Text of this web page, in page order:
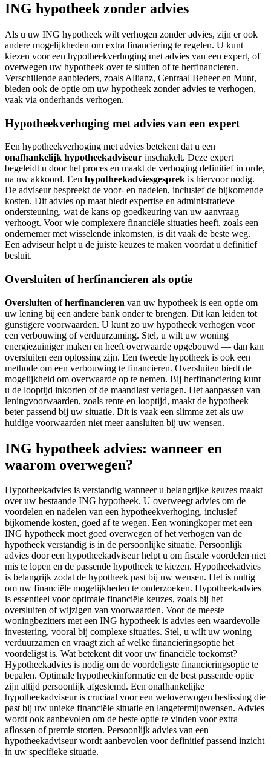
ING hypotheek zonder advies
Als u uw ING hypotheek wilt verhogen zonder advies, zijn er ook
andere mogelijkheden om extra financiering te regelen. U kunt
kiezen voor een hypotheekverhoging met advies van een expert, of
overwegen uw hypotheek over te sluiten of te herfinancieren.
Verschillende aanbieders, zoals Allianz, Centraal Beheer en Munt,
bieden ook de optie om uw hypotheek zonder advies te verhogen,
vaak via onderhands verhogen.
Hypotheekverhoging met advies van een expert
Een hypotheekverhoging met advies betekent dat u een
onafhankelijk hypotheekadviseur inschakelt. Deze expert
begeleidt u door het proces en maakt de verhoging definitief in orde,
na uw akkoord. Een hypotheekadviesgesprek is hiervoor nodig.
De adviseur bespreekt de voor- en nadelen, inclusief de bijkomende
kosten. Dit advies op maat biedt expertise en administratieve
ondersteuning, wat de kans op goedkeuring van uw aanvraag
verhoogt. Voor wie complexere financiële situaties heeft, zoals een
ondernemer met wisselende inkomsten, is dit vaak de beste weg.
Een adviseur helpt u de juiste keuzes te maken voordat u definitief
besluit.
Oversluiten of herfinancieren als optie
Oversluiten ofherfinancieren van uw hypotheek is een optie om
uw lening bij een andere bank onder te brengen. Dit kan leiden tot
gunstigere voorwaarden. U kunt zo uw hypotheek verhogen voor
een verbouwing of verduurzaming. Stel, u wilt uw woning
energiezuiniger maken en heeft overwaarde opgebouwd — dan kan
oversluiten een oplossing zijn. Een tweede hypotheek is ook een
methode om een verbouwing te financieren. Oversluiten biedt de
mogelijkheid om overwaarde op te nemen. Bij herfinanciering kunt
u de looptijd inkorten of de maandlast verlagen. Het aanpassen van
leningvoorwaarden, zoals rente en looptijd, maakt de hypotheek
beter passend bij uw situatie. Dit is vaak een slimme zet als uw
huidige voorwaarden niet meer aansluiten bij uw wensen.
ING hypotheek advies: wanneer en
waarom overwegen?
Hypotheekadvies is verstandig wanneer u belangrijke keuzes maakt
over uw bestaande ING hypotheek. U overweegt advies om de
voordelen en nadelen van een hypotheekverhoging, inclusief
bijkomende kosten, goed af te wegen. Een woningkoper met een
ING hypotheek moet goed overwegen of het verhogen van de
hypotheek verstandig is in de persoonlijke situatie. Persoonlijk
advies door een hypotheekadviseur helpt u om fiscale voordelen niet
mis te lopen en de passende hypotheek te kiezen. Hypotheekadvies
is belangrijk zodat de hypotheek past bij uw wensen. Het is nuttig
om uw financiële mogelijkheden te onderzoeken. Hypotheekadvies
is essentieel voor optimale financiële keuzes, zoals bij het
oversluiten of wijzigen van voorwaarden. Voor de meeste
woningbezitters met een ING hypotheek is advies een waardevolle
investering, vooral bij complexe situaties. Stel, u wilt uw woning
verduurzamen en vraagt zich af welke financieringsoptie het
voordeligst is. Wat betekent dit voor uw financiële toekomst?
Hypotheekadvies is nodig om de voordeligste financieringsoptie te
bepalen. Optimale hypotheekinformatie en de best passende optie
zijn altijd persoonlijk afgestemd. Een onafhankelijke
hypotheekadviseur is cruciaal voor een weloverwogen beslissing die
past bij uw unieke financiële situatie en langetermijnwensen. Advies
wordt ook aanbevolen om de beste optie te vinden voor extra
aflossen of premie storten. Persoonlijk advies van een
hypotheekadviseur wordt aanbevolen voor definitief passend inzicht
in uw specifieke situatie.